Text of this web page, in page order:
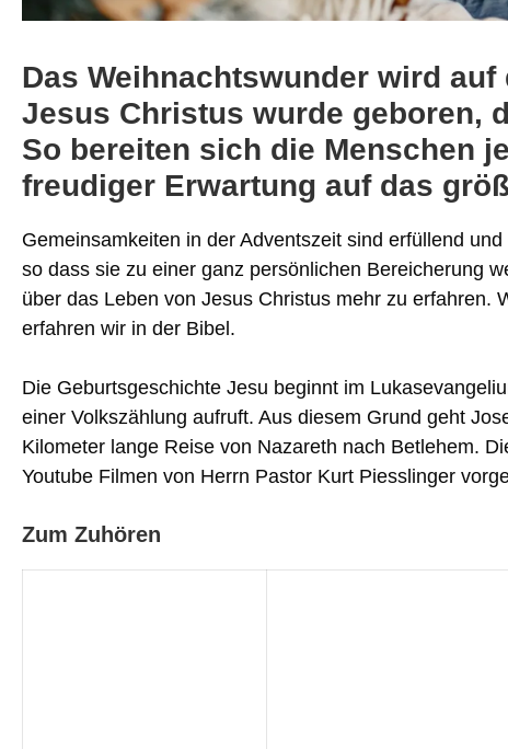
Das Weihnachtswunder wird
Jesus Christus wurde geboren,
So bereiten sich die Menschen
freudiger Erwartung auf das
Gemeinsamkeiten in der Adventszeit sind erfüllend
so dass sie zu einer ganz persönlichen Bereicherung
über das Leben von Jesus Christus mehr zu erfahren.
erfahren wir in der Bibel.
Die Geburtsgeschichte Jesu beginnt im
einer Volkszählung aufruft. Aus diesem Grund geht
Kilometer lange Reise von Nazareth nach Betlehem.
Youtube Filmen von Herrn Pastor Kurt Piesslinger
Zum Zuhören